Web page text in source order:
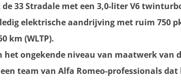
33 Stradale met een 3,0-liter V6
elektrische aandrijving met ruim 750
km (WLTP).
het ongekende niveau van maatwerk van
een team van Alfa Romeo-professionals